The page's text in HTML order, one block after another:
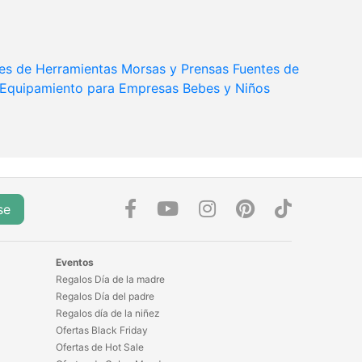
de Herramientas Morsas y Prensas Fuentes de
Equipamiento para Empresas Bebes y Niños
Eventos
Regalos Día de la madre
Regalos Día del padre
Regalos día de la niñez
Ofertas Black Friday
Ofertas de Hot Sale